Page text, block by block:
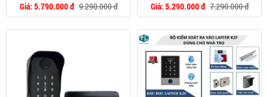
Giá: 5.790.000 đ 9.290.000 đ Giá: 5.290.000 đ 7.290.000 đ